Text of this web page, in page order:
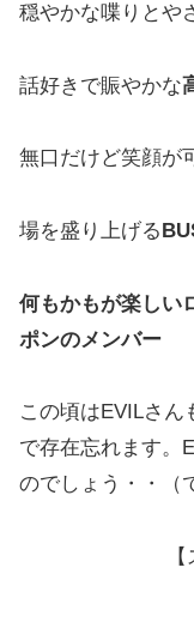
穏やかな喋りとや
話好きで賑やかな
無口だけど笑顔が
場を盛り上げる
何もかもが楽しい
ポンのメンバー
この頃はEVILさ
で存在忘れます。
のでしょう・・（